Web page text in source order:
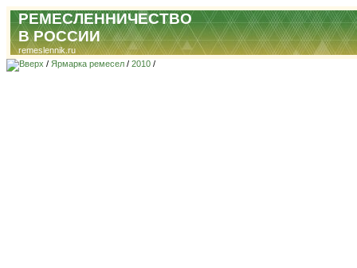
РЕМЕСЛЕННИЧЕСТВО
В РОССИИ
remeslennik.ru
/ Ярмарка ремесел / 2010 /